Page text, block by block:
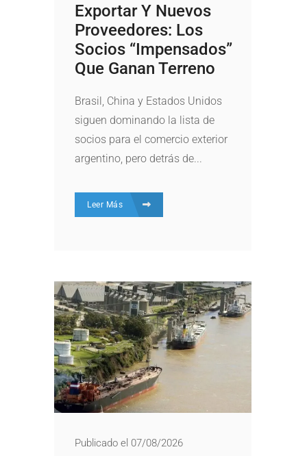
Exportar Y Nuevos
Proveedores: Los
Socios “impensados”
Que Ganan Terreno
Brasil, China y Estados Unidos
siguen dominando la lista de
socios para el comercio exterior
argentino, pero detrás de...
Leer Más
Publicado el 07/08/2026